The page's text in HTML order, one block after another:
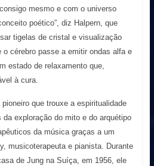
mesmo e com o universo
poético”, diz Halpern, que
tigelas de cristal e visualização
o cérebro passe a emitir ondas alfa e
estado de relaxamento que,
à cura.
que trouxe a espiritualidade
exploração do mito e do arquétipo
da música graças a um
musicoterapeuta e pianista. Durante
de Jung na Suíça, em 1956, ele